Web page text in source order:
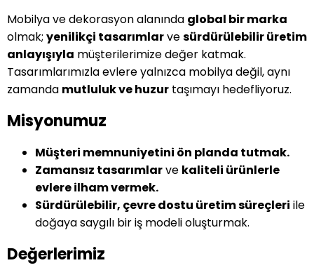
Mobilya ve dekorasyon alanında global bir marka
olmak; yenilikçi tasarımlarvesürdürülebilir üretim
anlayışıyla müşterilerimize değer katmak.
Tasarımlarımızla evlere yalnızca mobilya değil, aynı
zamanda mutluluk ve huzur taşımayı hedefliyoruz.
Misyonumuz
Müşteri memnuniyetini ön planda tutmak.
Zamansız tasarımlarve kaliteli ürünlerle
evlere ilham vermek.
Sürdürülebilir, çevre dostu üretim süreçleri ile
doğaya saygılı bir iş modeli oluşturmak.
Değerlerimiz